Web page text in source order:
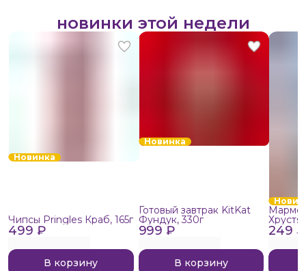
новинки этой недели
Новинка
499 ₽
Чипсы Pringles Краб, 165г
В корзину
Новинка
999 ₽
Готовый завтрак KitKat
Фундук, 330г
В корзину
249 ₽